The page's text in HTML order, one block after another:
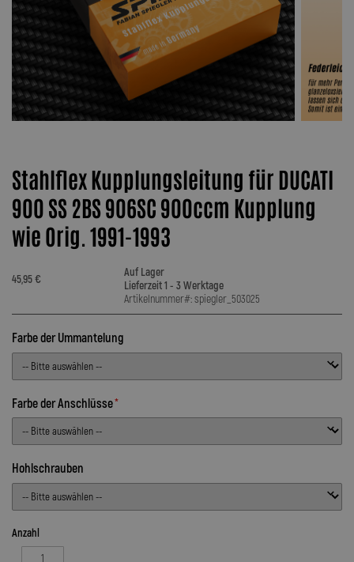
Stahlflex Kupplungsleitung für DUCATI
900 SS 2BS 906SC 900ccm Kupplung
wie Orig. 1991-1993
45,95 €
Auf Lager
Lieferzeit 1 - 3 Werktage
Artikelnummer#: spiegler_503025
Farbe der Ummantelung
Farbe der Anschlüsse
Hohlschrauben
Anzahl